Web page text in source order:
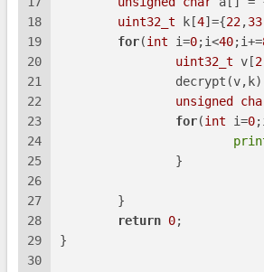
18
19
20
21
22
23
24
25
26
27
28
29
30
uint32_t k[4]={22,33
for(int i=0;i<40;i+=
uint32_t v[2
unsigned
for(int i=0
                }
        }
return 0;
}